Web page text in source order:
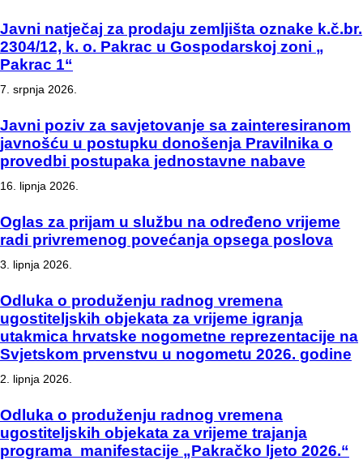
Javni natječaj za prodaju zemljišta oznake k.č.br.
2304/12, k. o. Pakrac u Gospodarskoj zoni „
Pakrac 1“
7. srpnja 2026.
Javni poziv za savjetovanje sa zainteresiranom
javnošću u postupku donošenja Pravilnika o
provedbi postupaka jednostavne nabave
16. lipnja 2026.
Oglas za prijam u službu na određeno vrijeme
radi privremenog povećanja opsega poslova
3. lipnja 2026.
Odluka o produženju radnog vremena
ugostiteljskih objekata za vrijeme igranja
utakmica hrvatske nogometne reprezentacije na
Svjetskom prvenstvu u nogometu 2026. godine
2. lipnja 2026.
Odluka o produženju radnog vremena
ugostiteljskih objekata za vrijeme trajanja
programa manifestacije „Pakračko ljeto 2026.“